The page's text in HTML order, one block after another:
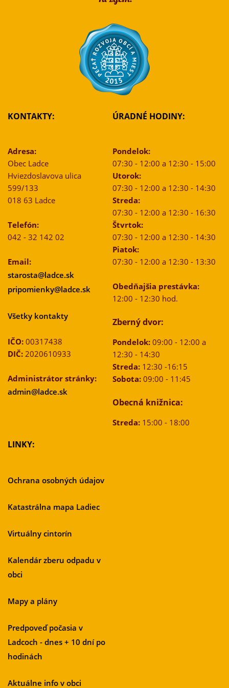
KONTAKTY:
Adresa:
Obec Ladce
Hviezdoslavova ulica
599/133
018 63 Ladce
Telefón:
042 - 32 142 02
Email:
starosta@ladce.sk
pripomienky@ladce.sk
Všetky kontakty
IČO: 00317438
DIČ: 2020610933
Administrátor stránky:
admin@ladce.sk
ÚRADNÉ HODINY:
Pondelok:
07:30 - 12:00 a 12:30 - 15:00
Utorok:
07:30 - 12:00 a 12:30 - 14:30
Streda:
07:30 - 12:00 a 12:30 - 16:30
Štvrtok:
07:30 - 12:00 a 12:30 - 14:30
Piatok:
07:30 - 12:00 a 12:30 - 13:30
Obedňajšia prestávka:
12:00 - 12:30 hod.
Zberný dvor:
Pondelok:09:00 - 12:00 a
12:30 - 14:30
Streda:12:30 -16:15
Sobota:09:00 - 11:45
Obecná knižnica:
Streda:15:00 - 18:00
LINKY:
Ochrana osobných údajov
Katastrálna mapa Ladiec
Virtuálny cintorín
Kalendár zberu odpadu v
obci
Mapy a plány
Predpoveď počasia v
Ladcoch - dnes + 10 dní po
hodinách
Aktuálne info v obci